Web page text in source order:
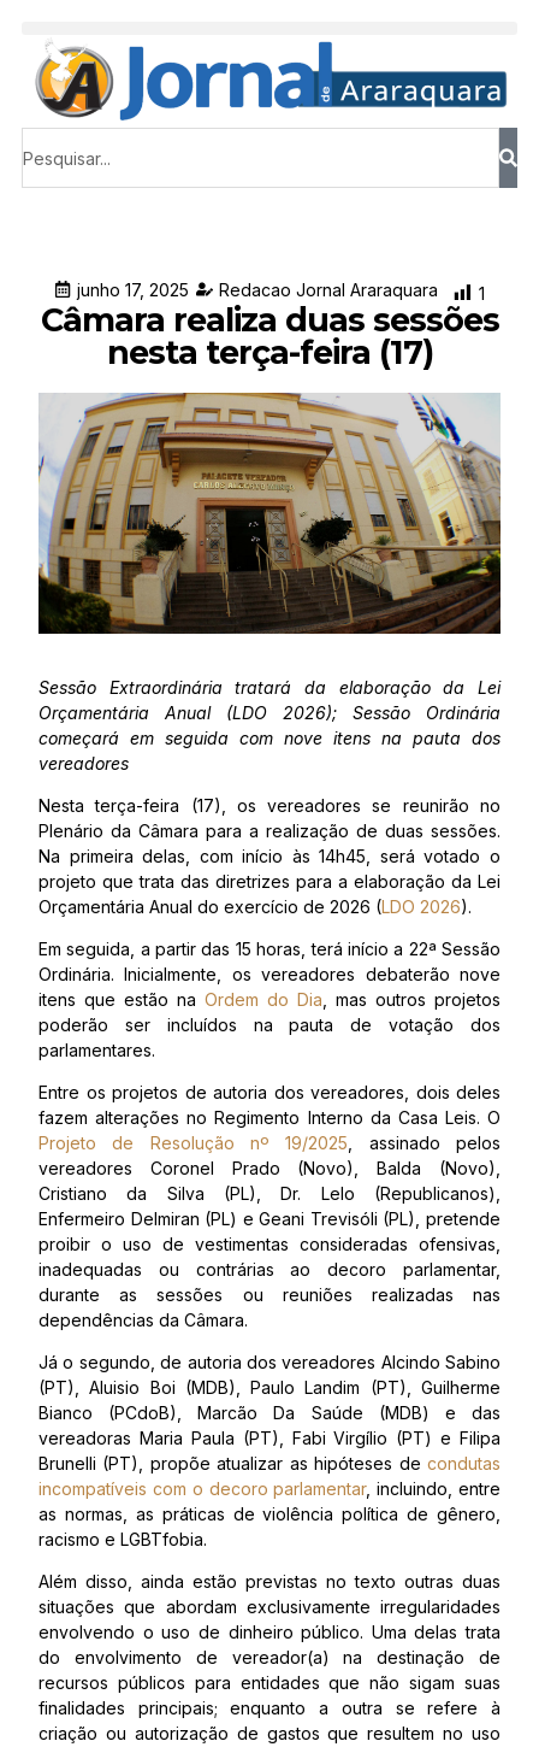
junho 17, 2025 Redacao Jornal Araraquara 1
Câmara realiza duas sessões
nesta terça-feira (17)
Sessão Extraordinária tratará da elaboração da Lei
Orçamentária Anual (LDO 2026); Sessão Ordinária
começará em seguida com nove itens na pauta dos
vereadores
Nesta terça-feira (17), os vereadores se reunirão no
Plenário da Câmara para a realização de duas sessões.
Na primeira delas, com início às 14h45, será votado o
projeto que trata das diretrizes para a elaboração da Lei
Orçamentária Anual do exercício de 2026 (LDO 2026).
Em seguida, a partir das 15 horas, terá início a 22ª Sessão
Ordinária. Inicialmente, os vereadores debaterão nove
itens que estão na Ordem do Dia , mas outros projetos
poderão ser incluídos na pauta de votação dos
parlamentares.
Entre os projetos de autoria dos vereadores, dois deles
fazem alterações no Regimento Interno da Casa Leis. O
Projeto de Resolução nº 19/2025 , assinado pelos
vereadores Coronel Prado (Novo), Balda (Novo),
Cristiano da Silva (PL), Dr. Lelo (Republicanos),
Enfermeiro Delmiran (PL) e Geani Trevisóli (PL), pretende
proibir o uso de vestimentas consideradas ofensivas,
inadequadas ou contrárias ao decoro parlamentar,
durante as sessões ou reuniões realizadas nas
dependências da Câmara.
Já o segundo, de autoria dos vereadores Alcindo Sabino
(PT), Aluisio Boi (MDB), Paulo Landim (PT), Guilherme
Bianco (PCdoB), Marcão Da Saúde (MDB) e das
vereadoras Maria Paula (PT), Fabi Virgílio (PT) e Filipa
Brunelli (PT), propõe atualizar as hipóteses de condutas
incompatíveis com o decoro parlamentar, incluindo, entre
as normas, as práticas de violência política de gênero,
racismo e LGBTfobia.
Além disso, ainda estão previstas no texto outras duas
situações que abordam exclusivamente irregularidades
envolvendo o uso de dinheiro público. Uma delas trata
do envolvimento de vereador(a) na destinação de
recursos públicos para entidades que não sigam suas
finalidades principais; enquanto a outra se refere à
criação ou autorização de gastos que resultem no uso